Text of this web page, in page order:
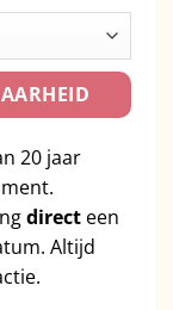
20 jaar
direct een
Altijd